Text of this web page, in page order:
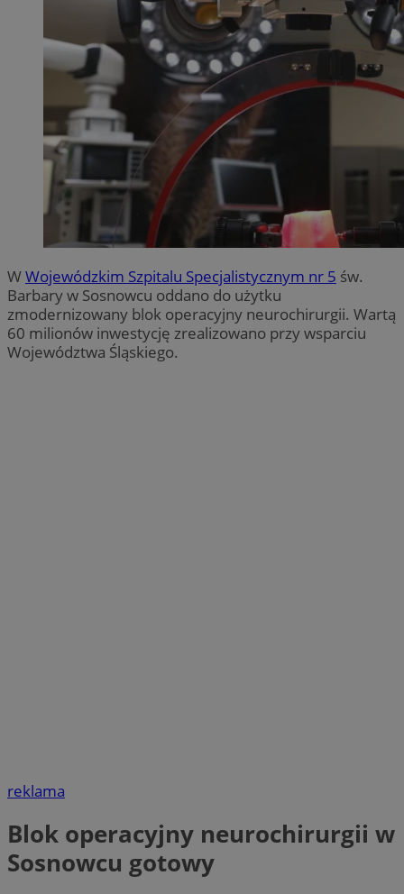
WWojewódzkim Szpitalu Specjalistycznym nr 5 św.
Barbary w Sosnowcu oddano do użytku
zmodernizowany blok operacyjny neurochirurgii. Wartą
60 milionów inwestycję zrealizowano przy wsparciu
Województwa Śląskiego.
reklama
Blok operacyjny neurochirurgii w
Sosnowcu gotowy